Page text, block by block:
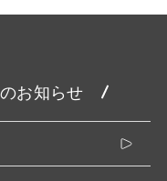
お知らせ